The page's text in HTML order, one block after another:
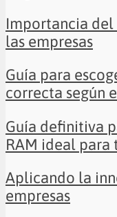
Importancia
las empresas
Guía para
correcta según
Guía definitiva
RAM ideal para
Aplicando la
empresas